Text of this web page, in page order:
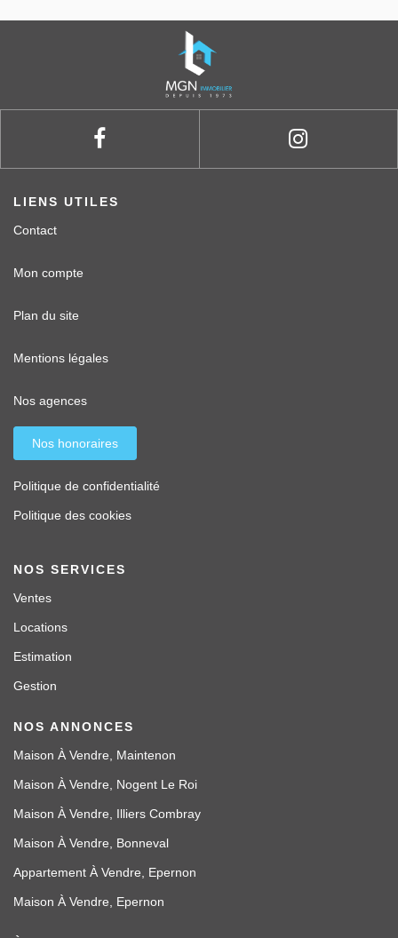
LIENS UTILES
Contact
Mon compte
Plan du site
Mentions légales
Nos agences
Nos honoraires
Politique de confidentialité
Politique des cookies
NOS SERVICES
Ventes
Locations
Estimation
Gestion
NOS ANNONCES
Maison À Vendre, Maintenon
Maison À Vendre, Nogent Le Roi
Maison À Vendre, Illiers Combray
Maison À Vendre, Bonneval
Appartement À Vendre, Epernon
Maison À Vendre, Epernon